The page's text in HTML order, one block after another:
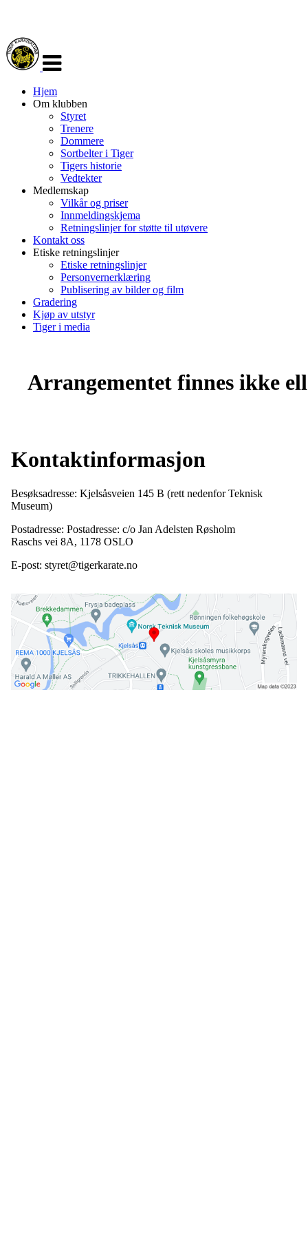
navigasjon
Hjem
Om klubben
Styret
Trenere
Dommere
Sortbelter i Tiger
Tigers historie
Vedtekter
Medlemskap
Vilkår og priser
Innmeldingskjema
Retningslinjer for støtte til utøvere
Kontakt oss
Etiske retningslinjer
Etiske retningslinjer
Personvernerklæring
Publisering av bilder og film
Gradering
Kjøp av utstyr
Tiger i media
Arrangementet finnes ikke
Kontaktinformasjon
Besøksadresse: Kjelsåsveien 145 B (rett nedenfor Teknisk
Museum)
Postadresse: Postadresse: c/o Jan Adelsten Røsholm
Raschs vei 8A, 1178 OSLO
E-post: styret@tigerkarate.no